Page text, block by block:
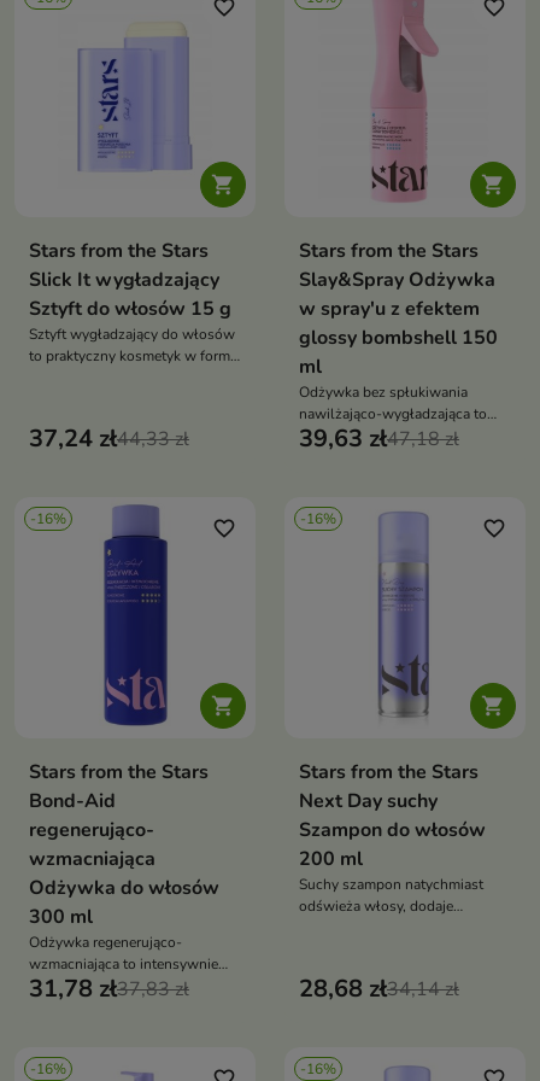

favorite_border
Stars from the Stars
Slick It wygładzający
Sztyft do włosów 15 g
Sztyft wygładzający do włosów
to praktyczny kosmetyk w formie
efekt glossy. Idealny do szybkich
37,24 zł44,33 zł

favorite_border
Stars from the Stars
Slay&Spray Odżywka
w spray'u z efektem
glossy bombshell 150
ml
Odżywka bez spłukiwania
nawilżająco-wygładzająca to
ultranawilżający spray, który
do włosów suchych, matowych
39,63 zł47,18 zł
-16%

favorite_border
Stars from the Stars
Bond-Aid
regenerująco-
wzmacniająca
Odżywka do włosów
300 ml
Odżywka regenerująco-
wzmacniająca to intensywnie
odbudowujący kosmetyk do
pasma i chroni je przed
31,78 zł37,83 zł
-16%

favorite_border
Stars from the Stars
Next Day suchy
Szampon do włosów
200 ml
Suchy szampon natychmiast
odświeża włosy, dodaje
28,68 zł34,14 zł
-16% -16%